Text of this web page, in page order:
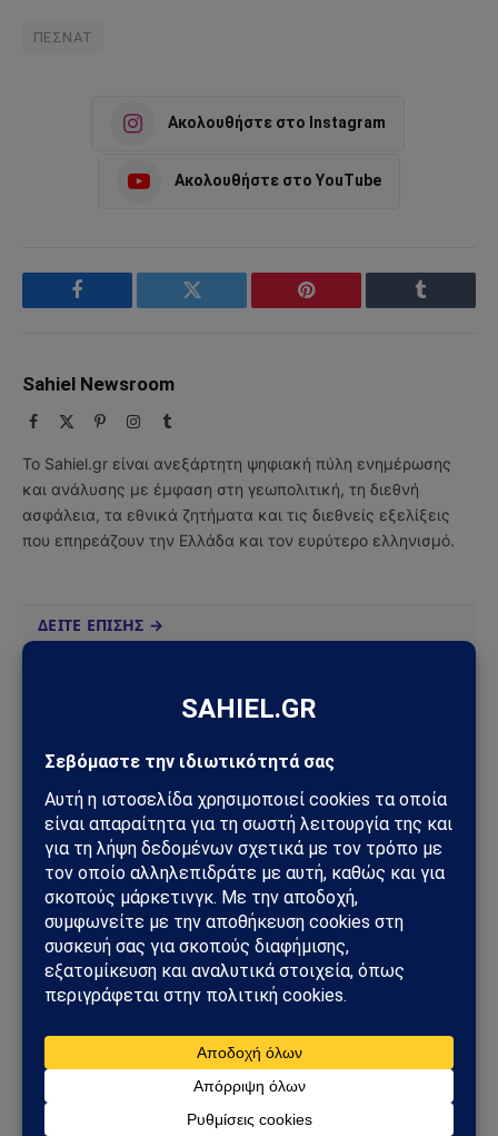
ΠΕΣΝΑΤ
Ακολουθήστε στο Instagram
Ακολουθήστε στο YouTube
Facebook Twitter Pinterest Tumblr
Sahiel Newsroom
Facebook PinterestInstagram
Tumblr
Το Sahiel.gr είναι ανεξάρτητη ψηφιακή πύλη ενημέρωσης
και ανάλυσης με έμφαση στη γεωπολιτική, τη διεθνή
ασφάλεια, τα εθνικά ζητήματα και τις διεθνείς εξελίξεις
που επηρεάζουν την Ελλάδα και τον ευρύτερο ελληνισμό.
ΔΕΙΤΕ ΕΠΙΣΗΣ →
ΔΕΛΤΊΟ ΤΎΠΟΥ
Απεργία στις 16 Δεκεμβρίου: Δήμοι και ΑΔΕΔΥ